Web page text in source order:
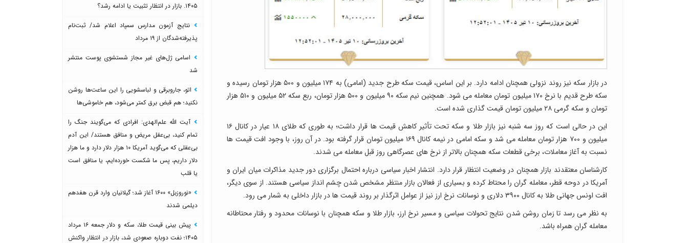
در بازار سکه نیز روند نزولی همچنان ادامه دارد. بر این اساس، قیمت سکه طرح جدید (امامی) به ۱۷۴ میلیون و ۵۰۰ هزار تومان رسیده و
سکه طرح قدیم با نرخ ۱۷۰ میلیون تومان معامله می شود. همچنین نیم سکه ۹۰ میلیون و ۵۰۰ هزار تومان، ربع سکه ۵۲ میلیون و ۵۱۰ هزار
تومان و سکه گرمی ۲۸ میلیون تومان قیمت گذاری شده است.
این در حالی است که روز سه شنبه نیز بازار طلا و سکه تحت تأثیر کاهش قیمت ها قرار داشت؛ به طوری که طلای ۱۸ عیار در کانال ۱۶
میلیون و ۷۰۰ هزار تومان معامله می شد و سکه امامی در نیمه کانال ۱۶۹ میلیون تومان قرار گرفته بود. در آن روز، با وجود افت قیمت ها
نسبت به آغاز معاملات، برخی قطعات سکه همچنان بالاتر از نرخ های عصرگاهی روز قبل معامله می شدند.
کارشناسان معتقدند بازار همچنان در وضعیت انتظار قرار دارد. انتشار اخبار سیاسی درباره احتمال برگزاری دور جدید مذاکرات میان ایران و
آمریکا در دوحه قطر، معامله گران را محتاط کرده و بسیاری از فعالان بازار منتظر مشخص شدن چشم انداز سیاسی هستند. از سوی دیگر،
افت اونس جهانی طلا به کانال ۳۹۰۰ دلاری و نوسانات نرخ ارز نیز از عوامل اثرگذار بر روند قیمت ها در بازار داخلی به شمار می رود.
به نظر می رسد تا زمان روشن شدن نتایج تحولات سیاسی و مسیر نرخ ارز، بازار طلا و سکه همچنان با نوسانات محدود و رفتار محتاطانه
معامله گران همراه باشد.
۱۴۰۵. بازار در انتظار تثبیت یا ادامه رشد؟
نتایج آزمون مدارس سمپاد اعلام شد/ ثبت‌نام
پذیرفته‌شدگان از ۱۹ مرداد
اسامی ژل‌های غیر مجاز شستشوی پوست منتشر
شد
اتو، جاروبرقی و لباسشویی را این ساعت‌ها روشن
نکنید؛ هم قبض برق کمتر می‌شود، هم خاموشی‌ها
آیت الله علم‌الهدی: افرادی که می‌گویند جنگ را
تمام کنید، بی‌عقل مریض و منافق هستند/ این آدم
بی‌عقلی که می‌گوید آمریکا ۱۰ هزار دلار دارد و ما هزار
دلار داریم، پس ما شکست خورده‌ایم، یا منافق است
یا قلب
«نوروزبل» ۱۶۰۰ آغاز شد؛ گیلانیان وارد قرن هفدهم
دیلمی شدند
پیش بینی قیمت طلا، سکه و دلار جمعه ۱۶ مرداد
۱۴۰۵؛ نفت دوباره صعودی شد، بازار در انتظار واکنش